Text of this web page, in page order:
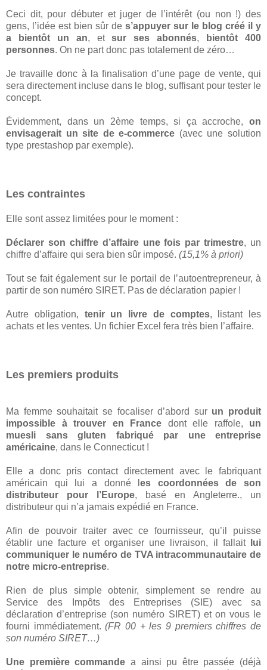
Ceci dit, pour débuter et juger de l’intérêt (ou non !) des
gens, l’idée est bien sûr de s’appuyer sur le blog créé il y
a bientôt un an, etsur ses abonnés,
bientôt 400
personnes. On ne part donc pas totalement de zéro…
Je travaille donc à la finalisation d’une page de vente, qui
sera directement incluse dans le blog, suffisant pour tester le
concept.
Évidemment, dans un 2ème temps, si ça accroche, on
envisagerait un site de e-commerce (avec une solution
type prestashop par exemple).
Les contraintes
Elle sont assez limitées pour le moment :
Déclarer son chiffre d’affaire une fois par trimestre, un
chiffre d’affaire qui sera bien sûr imposé. (15,1% à priori)
Tout se fait également sur le portail de l’autoentrepreneur, à
partir de son numéro SIRET. Pas de déclaration papier !
Autre obligation, tenir un livre de comptes, listant les
achats et les ventes. Un fichier Excel fera très bien l’affaire.
Les premiers produits
Ma femme souhaitait se focaliser d’abord sur un produit
impossible à trouver en France dont elle raffole, un
muesli sans gluten fabriqué par une entreprise
américaine, dans le Connecticut !
Elle a donc pris contact directement avec le fabriquant
américain qui lui a donné les coordonnées de son
distributeur pour l’Europe, basé en Angleterre., un
distributeur qui n’a jamais expédié en France.
Afin de pouvoir traiter avec ce fournisseur, qu’il puisse
établir une facture et organiser une livraison, il fallait
lui
communiquer le numéro de TVA intracommunautaire de
notre micro-entreprise.
Rien de plus simple obtenir, simplement se rendre au
Service des Impôts des Entreprises (SIE) avec sa
déclaration d’entreprise (son numéro SIRET) et on vous le
fourni immédiatement. (FR 00 + les 9 premiers chiffres de
son numéro SIRET…)
Une première commande a ainsi pu être passée (déjà